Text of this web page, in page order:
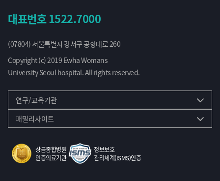
대표번호1522.7000
(07804) 서울특별시 강서구 공항대로 260
Copyright (c) 2019 Ewha Womans
University Seoul hospital. All rights reserved.
연구/교육기관
패밀리사이트
상급종합병원
인증의료기관
정보보호
관리체계(ISMS)인증